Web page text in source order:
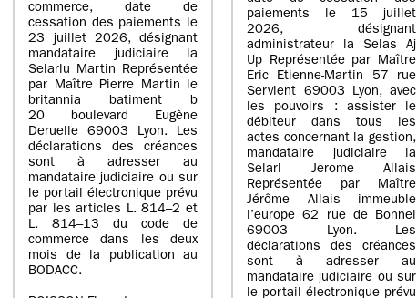
commerce, date de
cessation des paiements le
23 juillet 2026, désignant
mandataire judiciaire la
Selarlu Martin Représentée
par Maître Pierre Martin le
britannia batiment b
20 boulevard Eugène
Deruelle 69003 Lyon. Les
déclarations des créances
sont à adresser au
mandataire judiciaire ou sur
le portail électronique prévu
par les articles L. 814–2 et
L. 814–13 du code de
commerce dans les deux
mois de la publication au
BODACC.
paiements le 15 juillet
2026, désignant
administrateur la Selas Aj
Up Représentée par Maître
Eric Etienne-Martin 57 rue
Servient 69003 Lyon, avec
les pouvoirs : assister le
débiteur dans tous les
actes concernant la gestion,
mandataire judiciaire la
Selarl Jerome Allais
Représentée par Maître
Jérôme Allais immeuble
l’europe 62 rue de Bonnel
69003 Lyon. Les
déclarations des créances
sont à adresser au
mandataire judiciaire ou sur
le portail électronique prévu